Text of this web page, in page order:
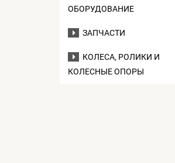
ОБОРУДОВАНИЕ
ЗАПЧАСТИ
КОЛЕСА, РОЛИКИ И
КОЛЕСНЫЕ ОПОРЫ